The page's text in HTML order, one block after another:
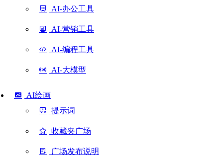
AI-办公工具
AI-营销工具
AI-编程工具
AI-大模型
AI绘画
提示词
收藏夹广场
广场发布说明